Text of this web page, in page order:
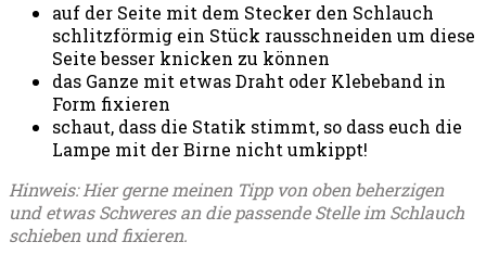
auf der Seite mit dem Stecker den Schlauch
schlitzförmig ein Stück rausschneiden um diese
Seite besser knicken zu können
das Ganze mit etwas Draht oder Klebeband in
Form fixieren
schaut, dass die Statik stimmt, so dass euch die
Lampe mit der Birne nicht umkippt!
Hinweis: Hier gerne meinen Tipp von oben beherzigen
und etwas Schweres an die passende Stelle im Schlauch
schieben und fixieren.